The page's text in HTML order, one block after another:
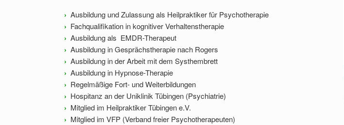
› Ausbildung und Zulassung als Heilpraktiker für Psychotherapie
› Fachqualifikation in kognitiver Verhaltenstherapie
› Ausbildung als EMDR-Therapeut
› Ausbildung in Gesprächstherapie nach Rogers
› Ausbildung in der Arbeit mit dem Systhembrett
› Ausbildung in Hypnose-Therapie
› Regelmäßige Fort- und Weiterbildungen
› Hospitanz an der Uniklinik Tübingen (Psychiatrie)
› Mitglied im Heilpraktiker Tübingen e.V.
› Mitglied im VFP (Verband freier Psychotherapeuten)